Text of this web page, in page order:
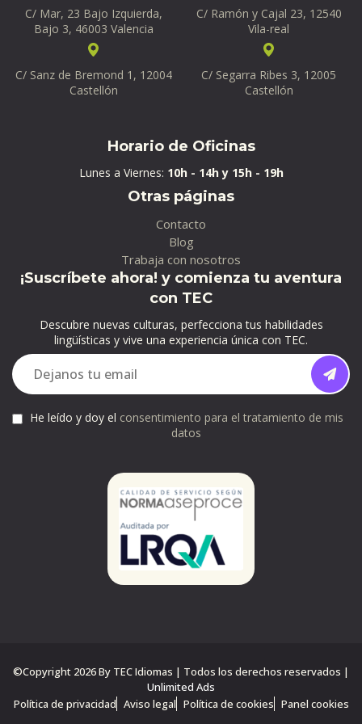
C/ Mar, 23 Bajo Izquierda,
Bajo 3, 46003 Valencia
C/ Ramón y Cajal 23, 12540
Vila-real
C/ Sanz de Bremond 1, 12004
Castellón
C/ Segarra Ribes 3, 12005
Castellón
Horario de Oficinas
Lunes a Viernes: 10h - 14h y 15h - 19h
Otras páginas
Contacto
Blog
Trabaja con nosotros
¡Suscríbete ahora! y comienza tu aventura
con TEC
Descubre nuevas culturas, perfecciona tus habilidades
lingüísticas y vive una experiencia única con TEC.
He leído y doy el consentimiento para el tratamiento de mis
datos
©Copyright 2026 By TEC Idiomas | Todos los derechos reservados |
Unlimited Ads
Política de privacidad Aviso legal Política de cookies Panel cookies